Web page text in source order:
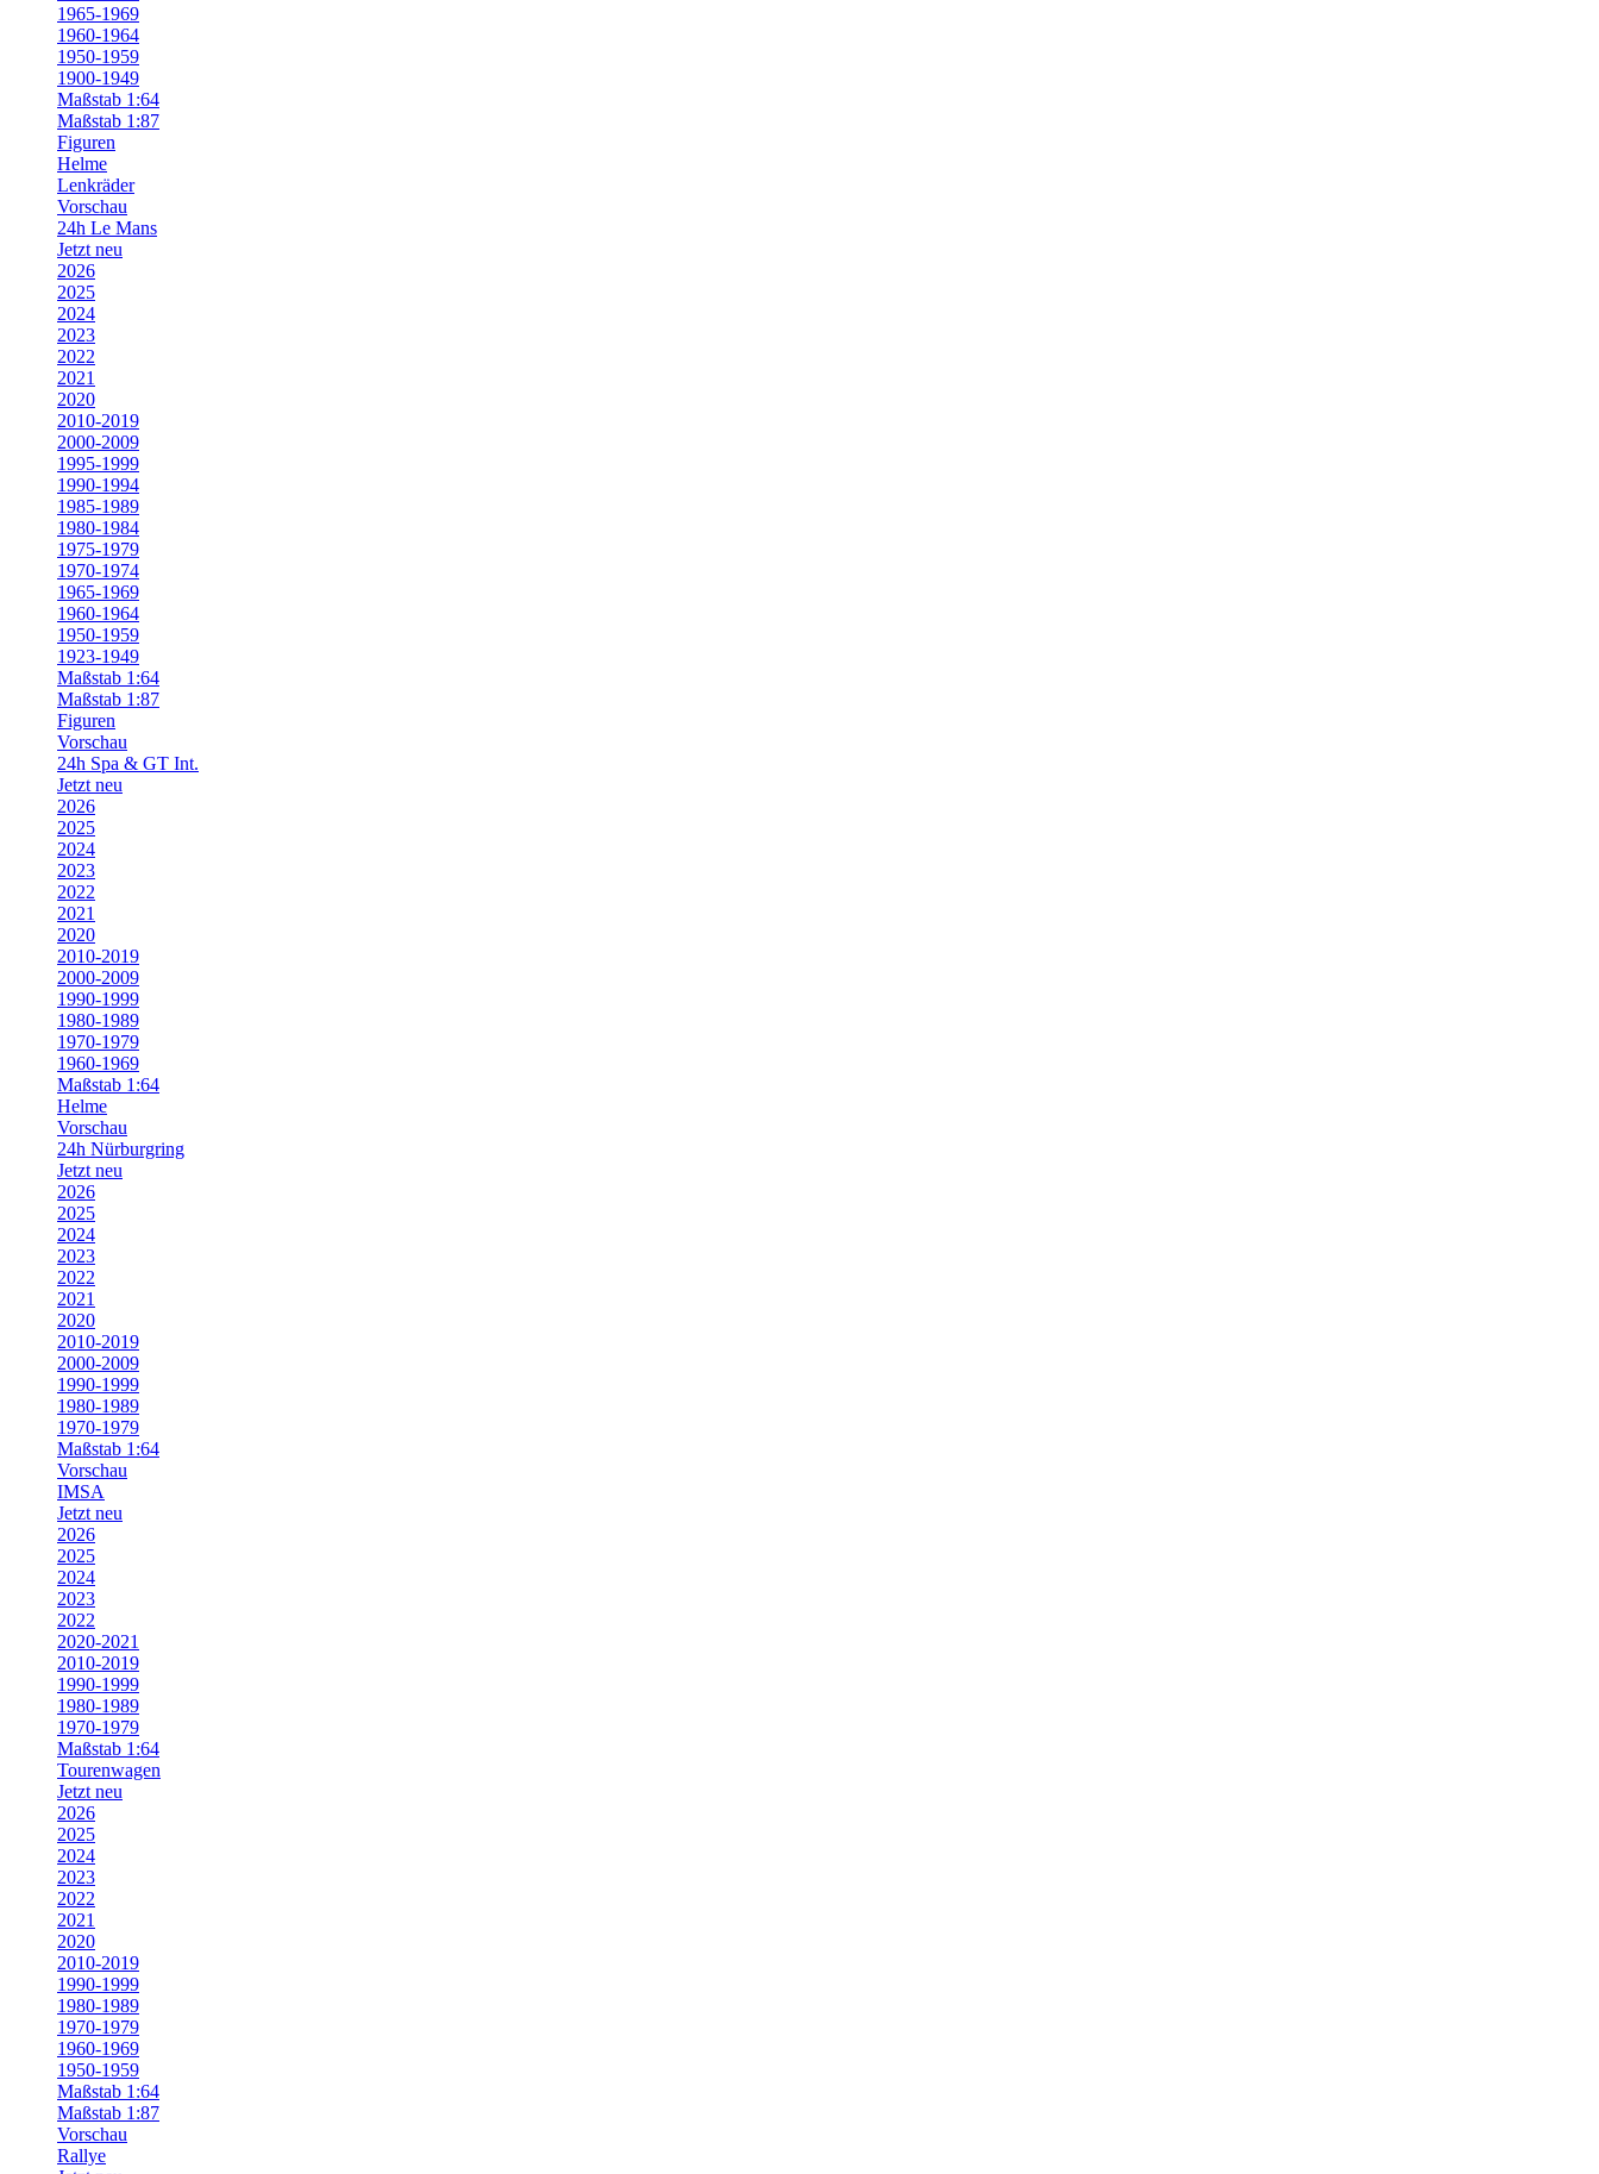
1965-1969
1960-1964
1950-1959
1900-1949
Maßstab 1:64
Maßstab 1:87
Figuren
Helme
Lenkräder
Vorschau
24h Le Mans
Jetzt neu
2026
2025
2024
2023
2022
2021
2020
2010-2019
2000-2009
1995-1999
1990-1994
1985-1989
1980-1984
1975-1979
1970-1974
1965-1969
1960-1964
1950-1959
1923-1949
Maßstab 1:64
Maßstab 1:87
Figuren
Vorschau
24h Spa & GT Int.
Jetzt neu
2026
2025
2024
2023
2022
2021
2020
2010-2019
2000-2009
1990-1999
1980-1989
1970-1979
1960-1969
Maßstab 1:64
Helme
Vorschau
24h Nürburgring
Jetzt neu
2026
2025
2024
2023
2022
2021
2020
2010-2019
2000-2009
1990-1999
1980-1989
1970-1979
Maßstab 1:64
Vorschau
IMSA
Jetzt neu
2026
2025
2024
2023
2022
2020-2021
2010-2019
1990-1999
1980-1989
1970-1979
Maßstab 1:64
Tourenwagen
Jetzt neu
2026
2025
2024
2023
2022
2021
2020
2010-2019
1990-1999
1980-1989
1970-1979
1960-1969
1950-1959
Maßstab 1:64
Maßstab 1:87
Vorschau
Rallye